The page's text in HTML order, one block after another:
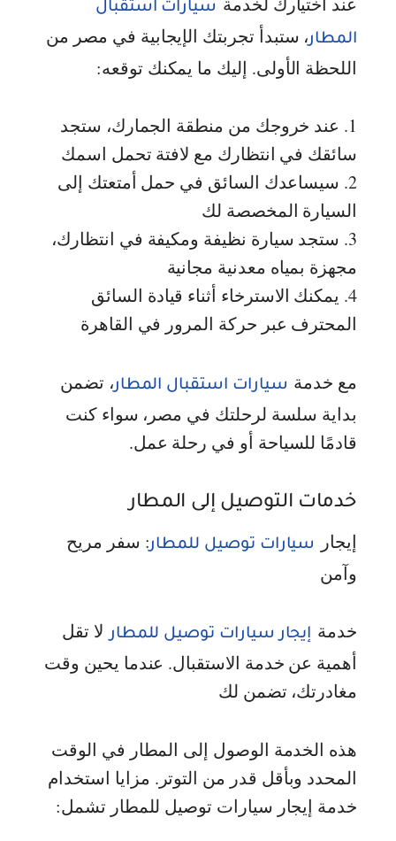
سيارات استقبال
المطار، ستبدأ تجربتك الإيجابية في مصر من
اللحظة الأولى. إليك ما يمكنك توقعه:
1. عند خروجك من منطقة الجمارك، ستجد
سائقك في انتظارك مع لافتة تحمل اسمك
2. سيساعدك السائق في حمل أمتعتك إلى
السيارة المخصصة لك
3. ستجد سيارة نظيفة ومكيفة في انتظارك،
مجهزة بمياه معدنية مجانية
4. يمكنك الاسترخاء أثناء قيادة السائق
المحترف عبر حركة المرور في القاهرة
مع خدمة سيارات استقبال المطار، تضمن
بداية سلسة لرحلتك في مصر، سواء كنت
قادمًا للسياحة أو في رحلة عمل.
خدمات التوصيل إلى المطار
إيجار سيارات توصيل للمطار: سفر مريح
وآمن
خدمة إيجار سيارات توصيل للمطار لا تقل
أهمية عن خدمة الاستقبال. عندما يحين وقت
مغادرتك، تضمن لك
هذه الخدمة الوصول إلى المطار في الوقت
المحدد وبأقل قدر من التوتر. مزايا استخدام
خدمة إيجار سيارات توصيل للمطار تشمل: